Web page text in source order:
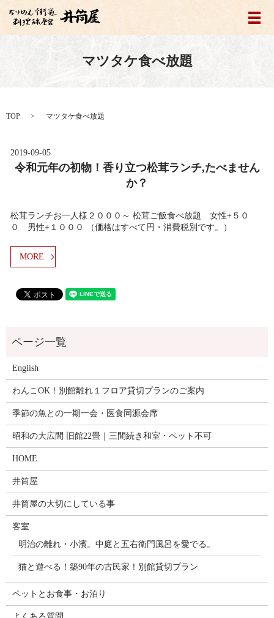
メ
マツタケ食べ放題
TOP マツタケ食べ放題
2019-09-05
令和元年の初物！香り立つ松茸ランチ,たべません
か？
松茸ランチお一人様２０００～ 松茸ご飯食べ放題 女性+５０
０ 男性+１０００ （価格はすべて円・消費税別です。）
MORE
English
わんこOK！別館離れ１フロア貸切プランのご案内
季節の魚との一期一会・医食同源会席
昭和の大広間 旧館22畳｜三間続き和室・ペット不可
HOME
井筒屋
井筒屋の大切にしている事
客室
明治の離れ・小濱。中庭と五右衛門風呂を愛でる。
猫と遊べる！築90年の古民家！別館貸切プラン
ペットとお食事・お泊り